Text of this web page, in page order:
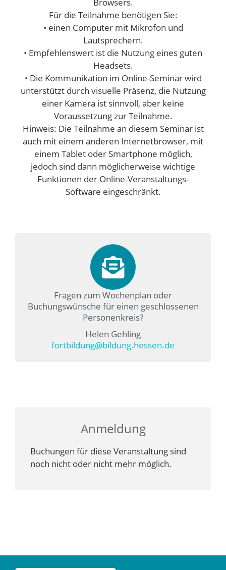
Für die Teilnahme benötigen Sie:
• einen Computer mit Mikrofon und
Lautsprechern.
• Empfehlenswert ist die Nutzung eines guten
Headsets.
• Die Kommunikation im Online-Seminar wird
unterstützt durch visuelle Präsenz, die Nutzung
einer Kamera ist sinnvoll, aber keine
Voraussetzung zur Teilnahme.
Hinweis: Die Teilnahme an diesem Seminar ist
auch mit einem anderen Internetbrowser, mit
einem Tablet oder Smartphone möglich,
jedoch sind dann möglicherweise wichtige
Funktionen der Online-Veranstaltungs-
Software eingeschränkt.
Fragen zum Wochenplan oder
Buchungswünsche für einen geschlossenen
Personenkreis?
Helen Gehling
fortbildung@bildung.hessen.de
Anmeldung
Buchungen für diese Veranstaltung sind
noch nicht oder nicht mehr möglich.